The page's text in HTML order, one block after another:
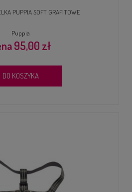
PUPPIA SOFT GRAFITOWE
Puppia
95,00 zł
DO KOSZYKA